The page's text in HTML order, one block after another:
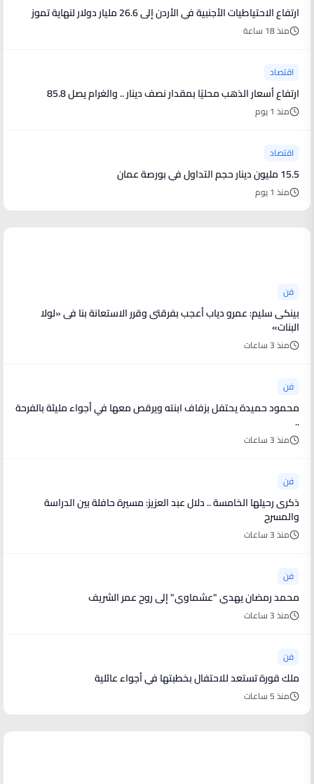
ارتفاع الاحتياطيات الأجنبية في الأردن إلى 26.6 مليار دولار لنهاية تموز
منذ 18 ساعة
اقتصاد
ارتفاع أسعار الذهب محليًا بمقدار نصف دينار .. والغرام يصل 85.8
منذ 1 يوم
اقتصاد
15.5 مليون دينار حجم التداول في بورصة عمان
منذ 1 يوم
فن
بينكى سليم: عمرو دياب أعجب بفرقتى وقرر الاستعانة بنا فى «لولا
البنات»
منذ 3 ساعات
فن
محمود حميدة يحتفل بزفاف ابنته ويرقص معها في أجواء مليئة بالفرحة
..
منذ 3 ساعات
فن
ذكرى رحيلها الخامسة .. دلال عبد العزيز: مسيرة حافلة بين الدراسة
والمسرح
منذ 3 ساعات
فن
محمد رمضان يهدي "عشماوي" إلى روح عمر الشريف
منذ 3 ساعات
فن
ملك قورة تستعد للاحتفال بخطبتها في أجواء عائلية
منذ 5 ساعات